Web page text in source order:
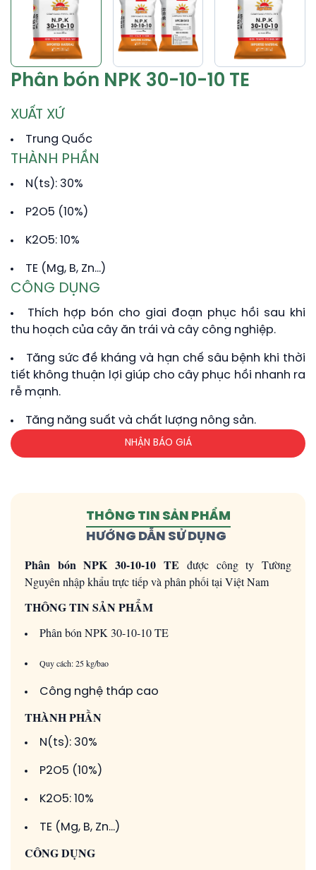
Phân bón NPK 30-10-10 TE
XUẤT XỨ
Trung Quốc
THÀNH PHẦN
N(ts): 30%
P2O5 (10%)
K2O5: 10%
TE (Mg, B, Zn…)
CÔNG DỤNG
Thích hợp bón cho giai đoạn phục hồi sau khi
thu hoạch của cây ăn trái và cây công nghiệp.
Tăng sức đề kháng và hạn chế sâu bệnh khi thời
tiết không thuận lợi giúp cho cây phục hồi nhanh ra
rễ mạnh.
Tăng năng suất và chất lượng nông sản.
NHẬN BÁO GIÁ
THÔNG TIN SẢN PHẨM
HƯỚNG DẪN SỬ DỤNG
Phân bón NPK 30-10-10 TE được công ty Tường
Nguyên nhập khẩu trực tiếp và phân phối tại Việt Nam
THÔNG TIN SẢN PHẨM
Phân bón NPK 30-10-10 TE
Quy cách: 25 kg/bao
Công nghệ tháp cao
THÀNH PHẦN
N(ts): 30%
P2O5 (10%)
K2O5: 10%
TE (Mg, B, Zn…)
CÔNG DỤNG